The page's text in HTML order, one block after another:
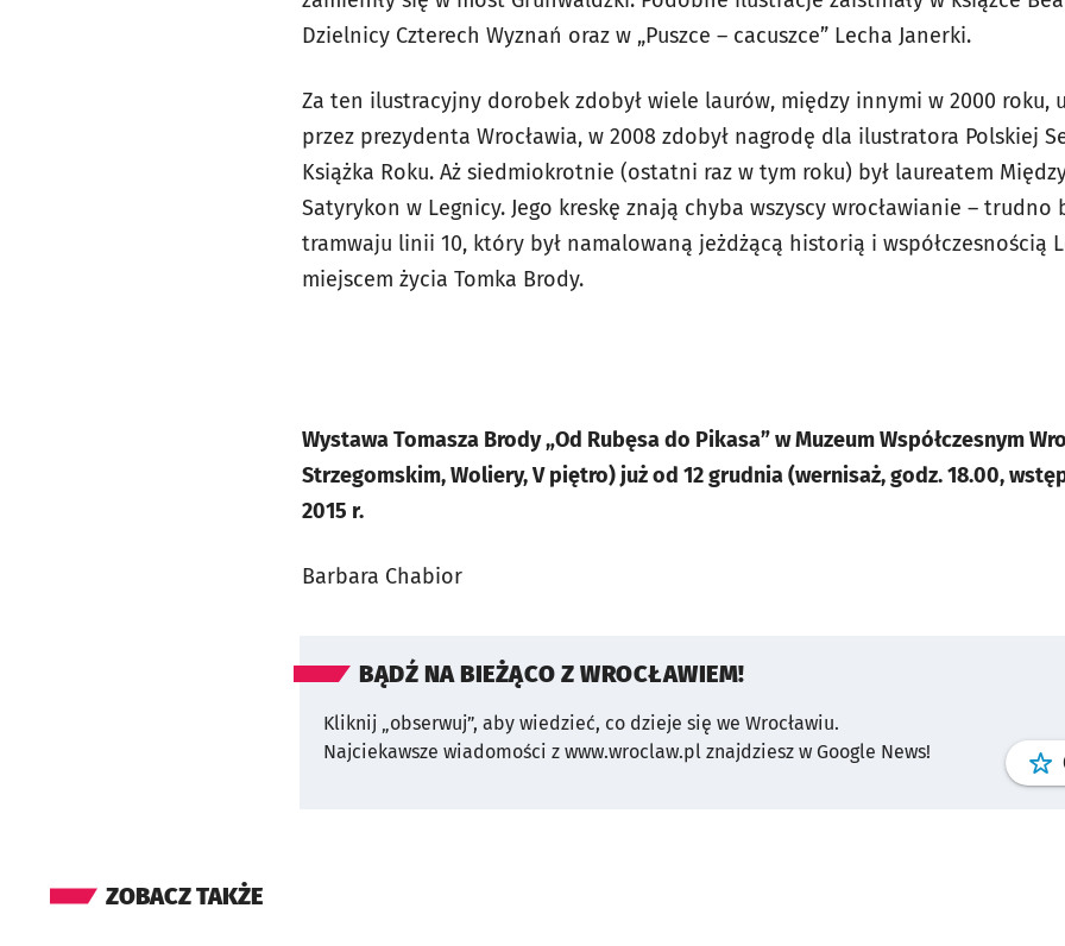
Dzielnicy Czterech Wyznań oraz w „Puszce – cacuszce” Lecha Janerki.
Za ten ilustracyjny dorobek zdobył wiele laurów, między innymi w 2000 roku,
przez prezydenta Wrocławia, w 2008 zdobył nagrodę dla ilustratora Polskiej
Książka Roku. Aż siedmiokrotnie (ostatni raz w tym roku) był laureatem
Satyrykon w Legnicy. Jego kreskę znają chyba wszyscy wrocławianie – trudno
tramwaju linii 10, który był namalowaną jeżdżącą historią i współczesnością
miejscem życia Tomka Brody.
Wystawa Tomasza Brody „Od Rubęsa do Pikasa” w Muzeum Współczesnym
Strzegomskim, Woliery, V piętro) już od 12 grudnia (wernisaż, godz. 18.00,
2015 r.
Barbara Chabior
BĄDŹ NA BIEŻĄCO Z WROCŁAWIEM!
Kliknij „obserwuj”, aby wiedzieć, co dzieje się we Wrocławiu.
Najciekawsze wiadomości z www.wroclaw.pl znajdziesz w Google News!
ZOBACZ TAKŻE